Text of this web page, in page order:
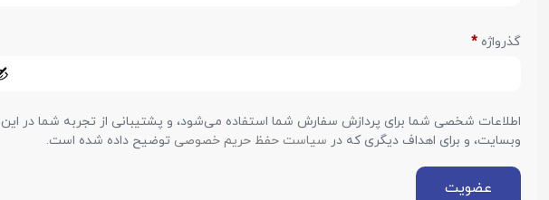
گذرواژه*
اطلاعات شخصی شما برای پردازش سفارش شما استفاده می‌شود، و پشتیبانی از تجربه شما در این
وبسایت، و برای اهداف دیگری که در سیاست حفظ حریم خصوصی توضیح داده شده است.
عضویت